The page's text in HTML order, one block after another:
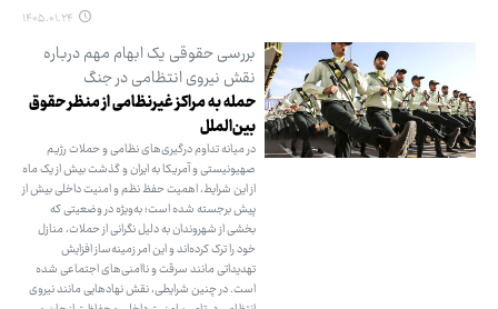
۱۴۰۵.۰۱.۲۴
بررسی حقوقی یک ابهام مهم درباره
نقش نیروی انتظامی در جنگ
حمله به مراکز غیرنظامی از منظر حقوق
بین‌الملل
در میانه تداوم درگیری‌های نظامی و حملات رژیم
صهیونیستی و آمریکا به ایران و گذشت بیش از یک ماه
از این شرایط، اهمیت حفظ نظم و امنیت داخلی بیش از
پیش برجسته شده است؛ به‌ویژه در وضعیتی که
بخشی از شهروندان به دلیل نگرانی از حملات، منازل
خود را ترک کرده‌اند و این امر زمینه‌ساز افزایش
تهدیداتی مانند سرقت و ناامنی‌های اجتماعی شده
است. در چنین شرایطی، نقش نهادهایی مانند نیروی